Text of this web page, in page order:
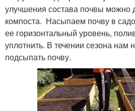
улучшения состава почвы можно
компоста. Насыпаем почву в
ее горизонтальный уровень,
уплотнить. В течении сезона нам
подсыпать почву.